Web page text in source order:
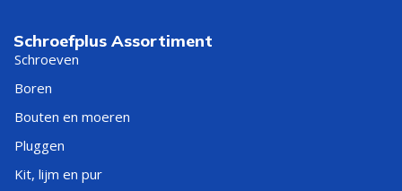
Als je een uniforme look wilt, kies je het liefst een complete
setzwarte hengen en duimen
Welke uitvoering past bij jouw
project?
Schroefplus Assortiment
Schroeven
Boren
Bouten en moeren
Pluggen
Kit, lijm en pur